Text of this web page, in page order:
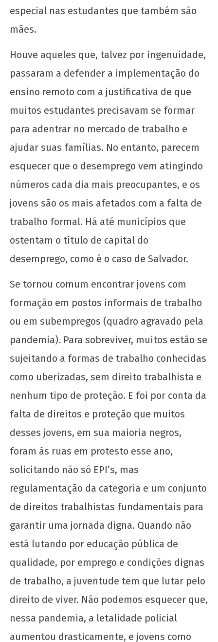
especial nas estudantes que também são
mães.
Houve aqueles que, talvez por ingenuidade,
passaram a defender a implementação do
ensino remoto com a justificativa de que
muitos estudantes precisavam se formar
para adentrar no mercado de trabalho e
ajudar suas famílias. No entanto, parecem
esquecer que o desemprego vem atingindo
números cada dia mais preocupantes, e os
jovens são os mais afetados com a falta de
trabalho formal. Há até municípios que
ostentam o título de capital do
desemprego, como é o caso de Salvador.
Se tornou comum encontrar jovens com
formação em postos informais de trabalho
ou em subempregos (quadro agravado pela
pandemia). Para sobreviver, muitos estão se
sujeitando a formas de trabalho conhecidas
como uberizadas, sem direito trabalhista e
nenhum tipo de proteção. E foi por conta da
falta de direitos e proteção que muitos
desses jovens, em sua maioria negros,
foram às ruas em protesto esse ano,
solicitando não só EPI’s, mas
regulamentação da categoria e um conjunto
de direitos trabalhistas fundamentais para
garantir uma jornada digna. Quando não
está lutando por educação pública de
qualidade, por emprego e condições dignas
de trabalho, a juventude tem que lutar pelo
direito de viver. Não podemos esquecer que,
nessa pandemia, a letalidade policial
aumentou drasticamente, e jovens como